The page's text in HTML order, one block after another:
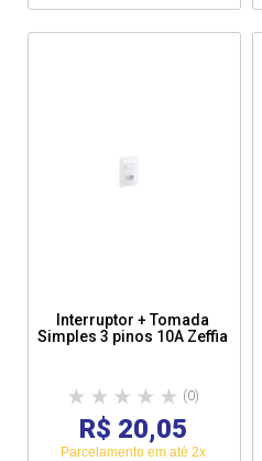
Interruptor + Tomada
Simples 3 pinos 10A Zeffia
(0)
R$ 20,05
Parcelamento em até 2x